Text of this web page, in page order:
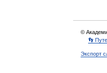
©
👣
Экспорт